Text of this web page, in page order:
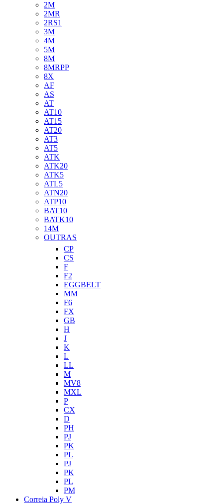
2M
2MR
2RS1
3M
4M
5M
8M
8MRPP
8X
AF
AS
AT
AT10
AT15
AT20
AT3
AT5
ATK
ATK20
ATK5
ATL5
ATN20
ATP10
BAT10
BATK10
14M
OUTRAS
CP
CS
F
F2
EGGBELT
MM
F6
FX
GB
H
J
K
L
LL
M
MV8
MXL
P
CX
D
PH
PJ
PK
PL
PJ
PK
PL
PM
Correia Poly V